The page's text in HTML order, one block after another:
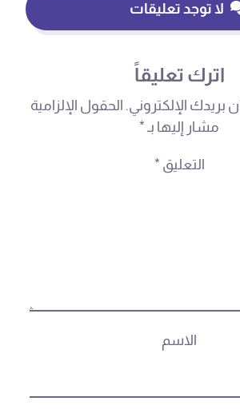
لا توجد تعليقات
اترك تعليقاً
بريدك الإلكتروني. الحقول الإلزامية
مشار إليها بـ *
التعليق *
الاسم